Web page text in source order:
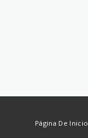
Página De Inicio